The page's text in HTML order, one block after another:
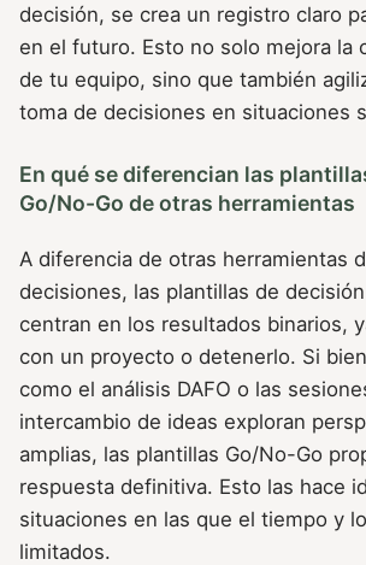
decisión, se crea un registro claro
en el futuro. Esto no solo mejora la
de tu equipo, sino que también
toma de decisiones en situaciones
En qué se diferencian las
Go/No-Go de otras herramientas
A diferencia de otras herramientas
decisiones, las plantillas de
centran en los resultados binarios,
con un proyecto o detenerlo. Si
como el análisis DAFO o las
intercambio de ideas exploran
amplias, las plantillas Go/No-Go
respuesta definitiva. Esto las hace
situaciones en las que el tiempo y
limitados.